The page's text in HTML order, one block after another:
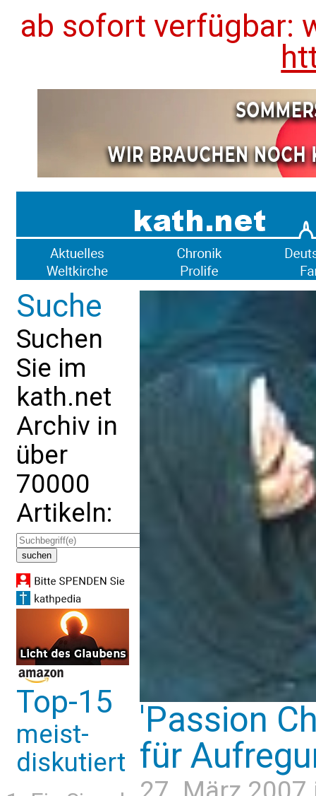
ab sofort verfügbar:
Suche
Suchen
Sie im
kath.net
Archiv in
über
70000
Artikeln:
Top-15
meist-
diskutiert
'Passion
für